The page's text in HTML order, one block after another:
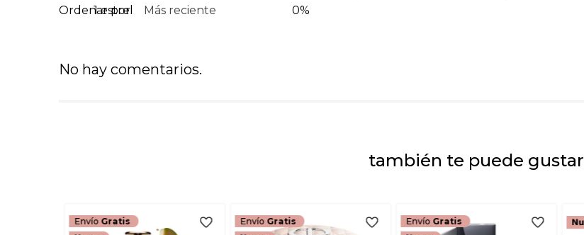
1 estrella 0%
Más reciente
No hay comentarios.
también te puede gustar
Envío Gratis Envío Gratis Envío Gratis